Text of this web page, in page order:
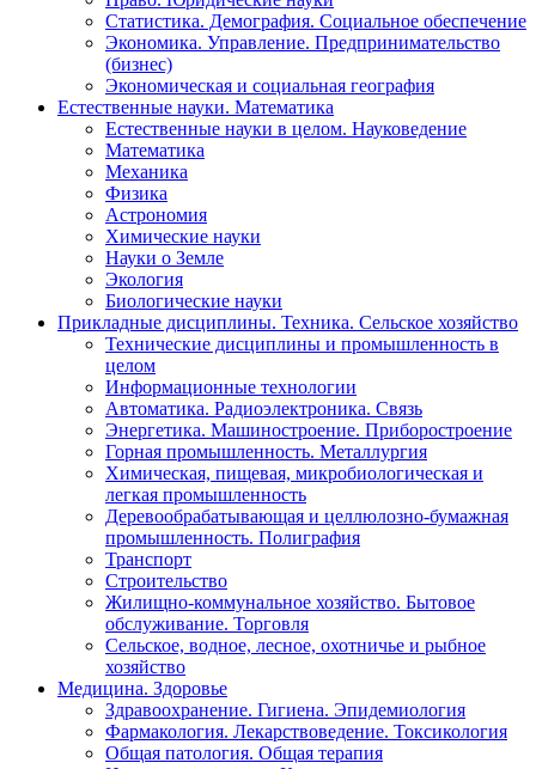
Статистика. Демография. Социальное обеспечение
Экономика. Управление. Предпринимательство
(бизнес)
Экономическая и социальная география
Естественные науки. Математика
Естественные науки в целом. Науковедение
Математика
Механика
Физика
Астрономия
Химические науки
Науки о Земле
Экология
Биологические науки
Прикладные дисциплины. Техника. Сельское хозяйство
Технические дисциплины и промышленность в
целом
Информационные технологии
Автоматика. Радиоэлектроника. Связь
Энергетика. Машиностроение. Приборостроение
Горная промышленность. Металлургия
Химическая, пищевая, микробиологическая и
легкая промышленность
Деревообрабатывающая и целлюлозно-бумажная
промышленность. Полиграфия
Транспорт
Строительство
Жилищно-коммунальное хозяйство. Бытовое
обслуживание. Торговля
Сельское, водное, лесное, охотничье и рыбное
хозяйство
Медицина. Здоровье
Здравоохранение. Гигиена. Эпидемиология
Фармакология. Лекарствоведение. Токсикология
Общая патология. Общая терапия